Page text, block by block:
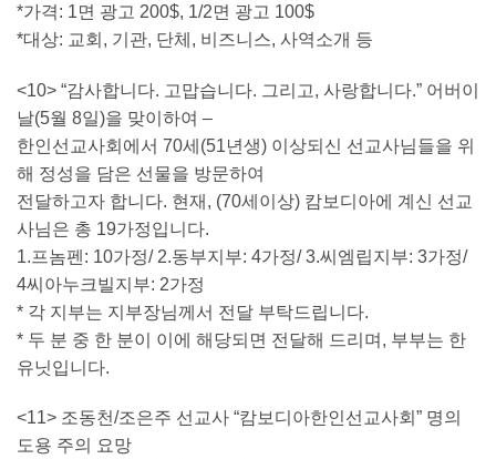
*가격: 1면 광고 200$, 1/2면 광고 100$
*대상: 교회, 기관, 단체, 비즈니스, 사역소개 등
<10> “감사합니다. 고맙습니다. 그리고, 사랑합니다.” 어버이
날(5월 8일)을 맞이하여 –
한인선교사회에서 70세(51년생) 이상되신 선교사님들을 위
해 정성을 담은 선물을 방문하여
전달하고자 합니다. 현재, (70세이상) 캄보디아에 계신 선교
사님은 총 19가정입니다.
1.프놈펜: 10가정/ 2.동부지부: 4가정/ 3.씨엠립지부: 3가정/
4씨아누크빌지부: 2가정
* 각 지부는 지부장님께서 전달 부탁드립니다.
* 두 분 중 한 분이 이에 해당되면 전달해 드리며, 부부는 한
유닛입니다.
<11> 조동천/조은주 선교사 “캄보디아한인선교사회” 명의
도용 주의 요망